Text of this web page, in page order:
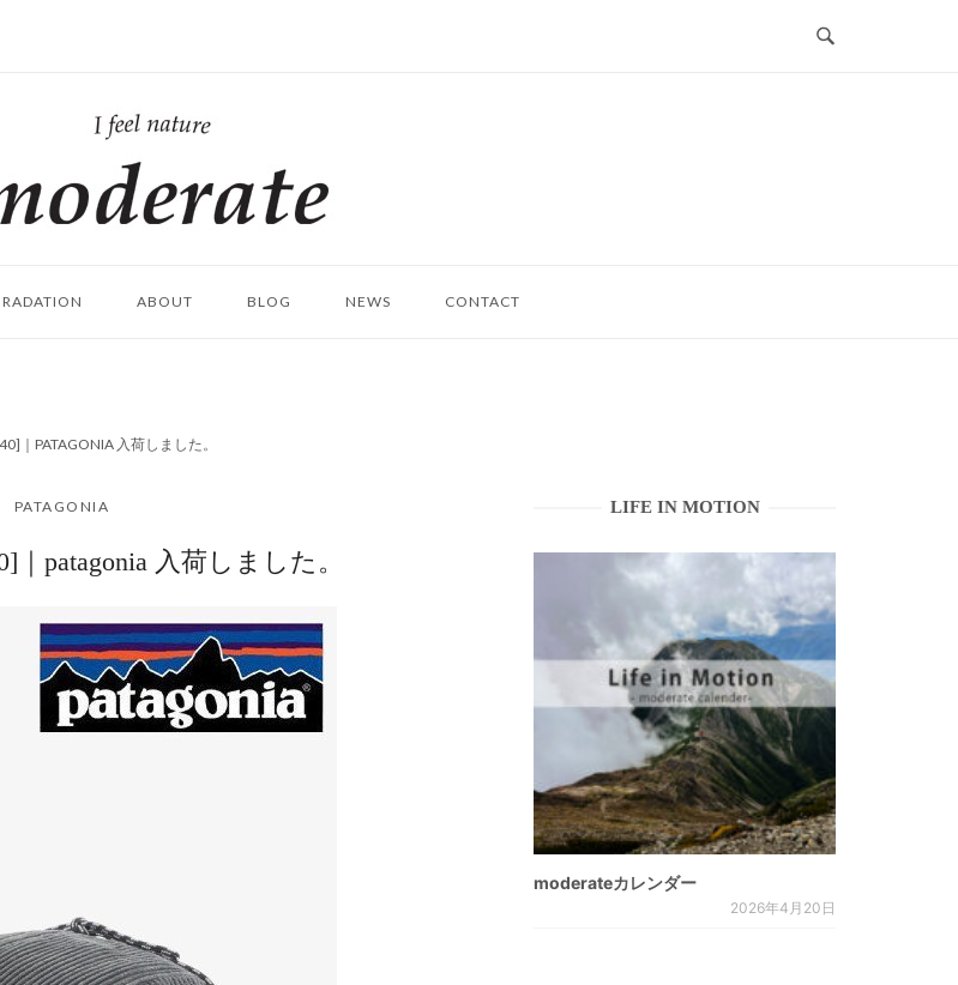
ム
ABOUT BLOG NEWS CONTACT
｜PATAGONIA 入荷しました。
PATAGONIA
｜patagonia 入荷しました。
LIFE IN MOTION
moderateカレンダー
2026年4月20日